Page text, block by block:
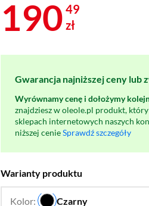
190 49
zł
Gwarancja najniższej ceny lub
Wyrównamy cenę i dołożymy
znajdziesz w oleole.pl produkt,
sklepach internetowych naszych
niższej cenieSprawdź szczegóły
Warianty produktu
Kolor: Czarny